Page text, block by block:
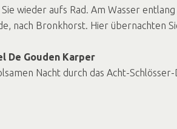
wieder aufs Rad. Am Wasser
nach Bronkhorst. Hier übernachten
De Gouden Karper
Nacht durch das Acht-